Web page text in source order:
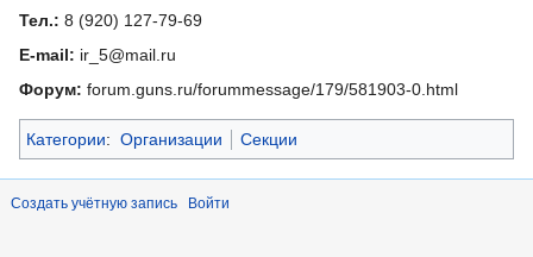
Тел.: 8 (920) 127-79-69
E-mail: ir_5@mail.ru
Форум: forum.guns.ru/forummessage/179/581903-0.html
Категории: Организации Секции
Создать учётную запись Войти